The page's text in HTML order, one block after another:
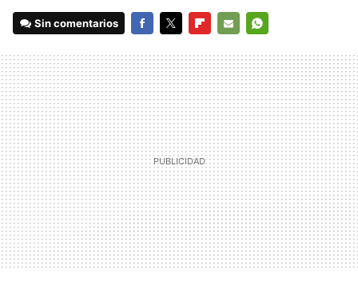
Sin comentarios
MAIL